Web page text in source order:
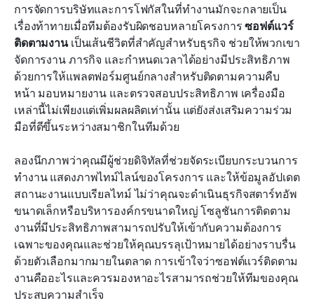
การจัดการบริษัทและการโฟกัสในที่ทำงานมักจะกลายเป็น
เรื่องท้าทายเมื่อทีมต้องรับผิดชอบหลายโครงการ ซอฟต์แวร์
ติดตามงาน เป็นเส้นชีวิตที่สำคัญสำหรับธุรกิจ ช่วยให้พวกเขา
จัดการงาน ภารกิจ และกำหนดเวลาได้อย่างมีประสิทธิภาพ
ด้วยการให้แพลตฟอร์มศูนย์กลางสำหรับติดตามความคืบ
หน้า มอบหมายงาน และตรวจสอบประสิทธิภาพ เครื่องมือ
เหล่านี้ไม่เพียงแต่เพิ่มผลผลิตเท่านั้น แต่ยังส่งเสริมความร่วม
มือที่ดีขึ้นระหว่างสมาชิกในทีมด้วย
ลองนึกภาพว่าคุณมีผู้ช่วยดิจิทัลที่ช่วยจัดระเบียบกระบวนการ
ทำงาน แสดงภาพไทม์ไลน์ของโครงการ และให้ข้อมูลอัปเดต
สถานะงานแบบเรียลไทม์ ไม่ว่าคุณจะดำเนินธุรกิจสตาร์ทอัพ
ขนาดเล็กหรือบริหารองค์กรขนาดใหญ่ โซลูชันการติดตาม
งานที่มีประสิทธิภาพสามารถปรับให้เข้ากับความต้องการ
เฉพาะของคุณและช่วยให้คุณบรรลุเป้าหมายได้อย่างราบรื่น
ด้วยตัวเลือกมากมายในตลาด การเข้าใจว่าซอฟต์แวร์ติดตาม
งานคืออะไรและควรมองหาอะไรสามารถช่วยให้ทีมของคุณ
ประสบความสำเร็จ
ซอฟต์แวร์ติดตามงานที่ดีที่สุด 8 อันดับในภาพรวม
เจาะลึกซอฟต์แวร์ติดตามงาน 8 อันดับแรก
วิธีเลือกซอฟต์แวร์ติดตามงานที่เหมาะสมสำหรับคุณ
บทสรุป
คำถามที่พบบ่อย
การอ่านที่เกี่ยวข้อง